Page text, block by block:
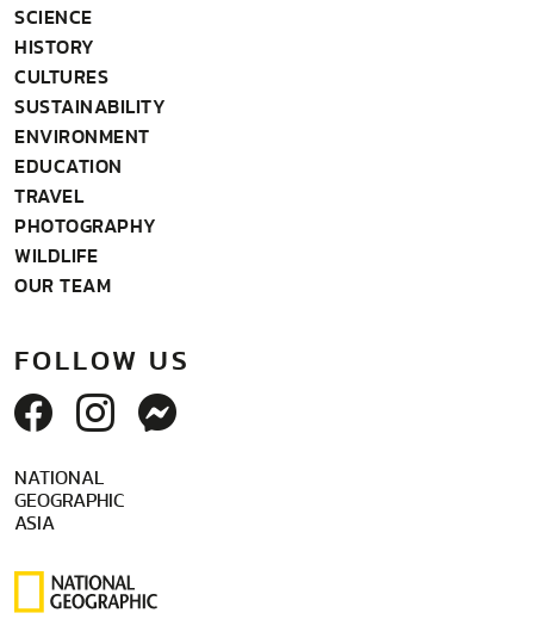
SCIENCE
HISTORY
CULTURES
SUSTAINABILITY
ENVIRONMENT
EDUCATION
TRAVEL
PHOTOGRAPHY
WILDLIFE
OUR TEAM
FOLLOW US
NATIONAL
GEOGRAPHIC
ASIA